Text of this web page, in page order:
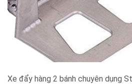
Xe đẩy hàng 2 bánh chuyên dụng